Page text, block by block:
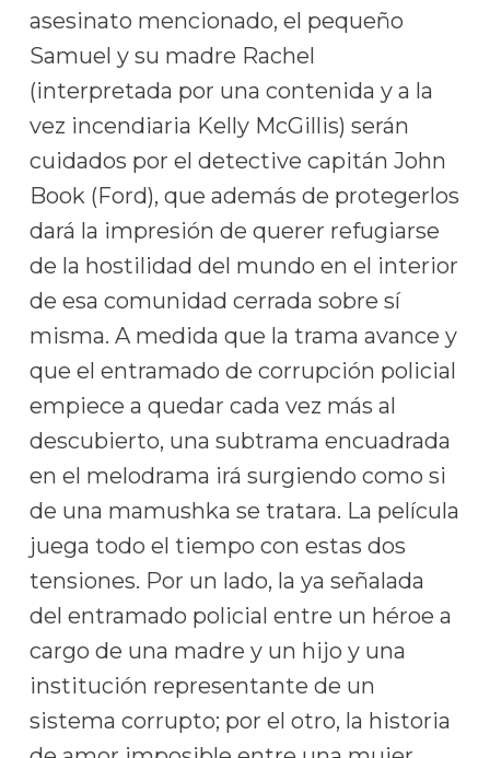
asesinato mencionado, el pequeño
Samuel y su madre Rachel
(interpretada por una contenida y a la
vez incendiaria Kelly McGillis) serán
cuidados por el detective capitán John
Book (Ford), que además de protegerlos
dará la impresión de querer refugiarse
de la hostilidad del mundo en el interior
de esa comunidad cerrada sobre sí
misma. A medida que la trama avance y
que el entramado de corrupción policial
empiece a quedar cada vez más al
descubierto, una subtrama encuadrada
en el melodrama irá surgiendo como si
de una mamushka se tratara. La película
juega todo el tiempo con estas dos
tensiones. Por un lado, la ya señalada
del entramado policial entre un héroe a
cargo de una madre y un hijo y una
institución representante de un
sistema corrupto; por el otro, la historia